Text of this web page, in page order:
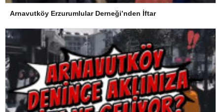
Arnavutköy Erzurumlular Derneği’nden İftar